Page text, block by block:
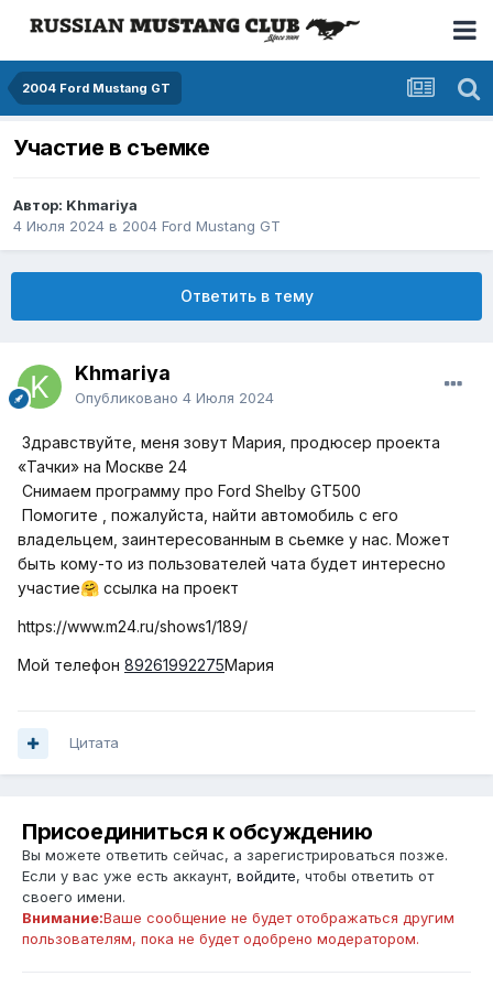
2004 Ford Mustang GT
Участие в съемке
Автор: Khmariya
4 Июля 2024 в 2004 Ford Mustang GT
Ответить в тему
Khmariya
Опубликовано 4 Июля 2024
Здравствуйте, меня зовут Мария, продюсер проекта
«Тачки» на Москве 24
Снимаем программу про Ford Shelby GT500
Помогите , пожалуйста, найти автомобиль с его
владельцем, заинтересованным в сьемке у нас. Может
быть кому-то из пользователей чата будет интересно
участие🤗 ссылка на проект
https://www.m24.ru/shows1/189/
Мой телефон 89261992275Мария
Цитата
Присоединиться к обсуждению
Вы можете ответить сейчас, а зарегистрироваться позже.
Если у вас уже есть аккаунт, войдите, чтобы ответить от
своего имени.
Внимание:Ваше сообщение не будет отображаться другим
пользователям, пока не будет одобрено модератором.